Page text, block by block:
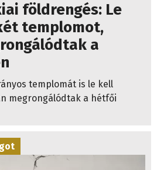
földrengés: Le
templomot,
a
templomát is le kell
megrongálódtak a hétfői